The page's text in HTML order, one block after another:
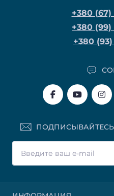
+380
+380 (99)
+380